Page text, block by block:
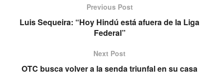
Previous Post
Luis Sequeira: “Hoy Hindú está afuera de la Liga
Federal”
Next Post
OTC busca volver a la senda triunfal en su casa